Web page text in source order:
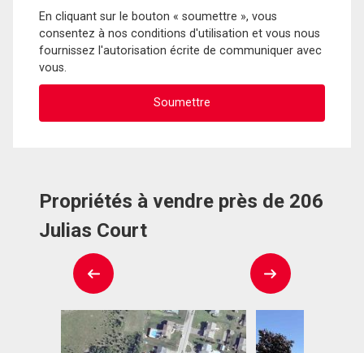
En cliquant sur le bouton « soumettre », vous
consentez à nos conditions d'utilisation et vous nous
fournissez l'autorisation écrite de communiquer avec
vous.
Propriétés à vendre près de 206
Julias Court